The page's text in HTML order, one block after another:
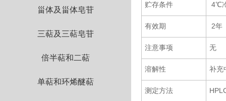
甾体及甾体皂苷
三萜及三萜皂苷
倍半萜和二萜
单萜和环烯醚萜
4℃
2年
无
贮存条件
有效期
注意事项
溶解性 补充
测定方法